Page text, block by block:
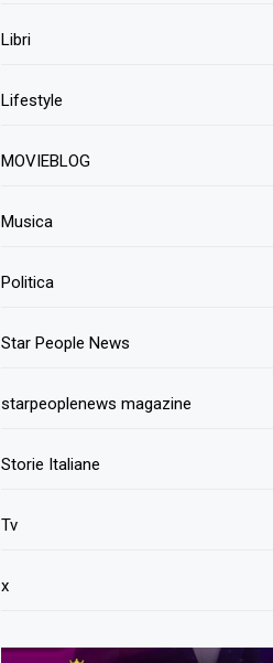
Libri
Lifestyle
MOVIEBLOG
Musica
Politica
Star People News
starpeoplenews magazine
Storie Italiane
Tv
x